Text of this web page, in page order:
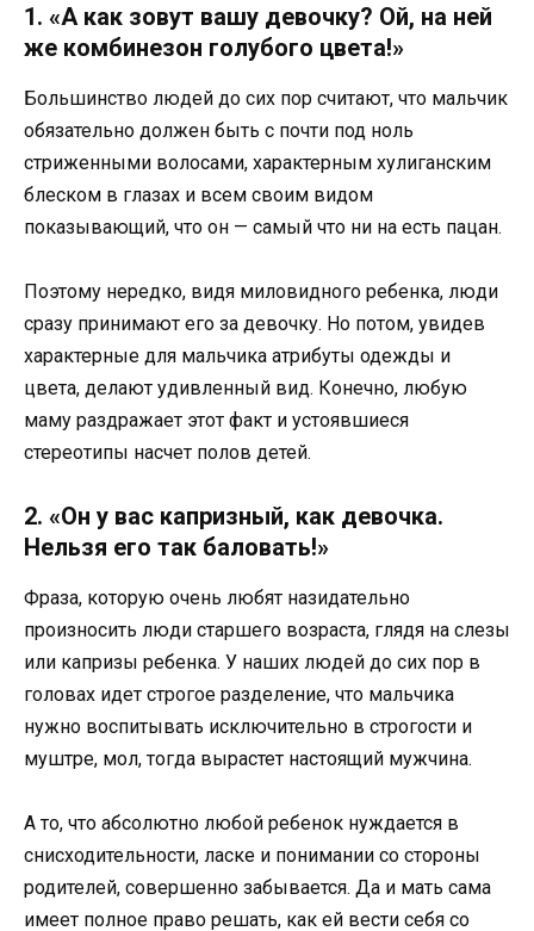
1. «А как зовут вашу девочку? Ой, на ней
же комбинезон голубого цвета!»
Большинство людей до сих пор считают, что мальчик
обязательно должен быть с почти под ноль
стриженными волосами, характерным хулиганским
блеском в глазах и всем своим видом
показывающий, что он — самый что ни на есть пацан.
Поэтому нередко, видя миловидного ребенка, люди
сразу принимают его за девочку. Но потом, увидев
характерные для мальчика атрибуты одежды и
цвета, делают удивленный вид. Конечно, любую
маму раздражает этот факт и устоявшиеся
стереотипы насчет полов детей.
2. «Он у вас капризный, как девочка.
Нельзя его так баловать!»
Фраза, которую очень любят назидательно
произносить люди старшего возраста, глядя на слезы
или капризы ребенка. У наших людей до сих пор в
головах идет строгое разделение, что мальчика
нужно воспитывать исключительно в строгости и
муштре, мол, тогда вырастет настоящий мужчина.
А то, что абсолютно любой ребенок нуждается в
снисходительности, ласке и понимании со стороны
родителей, совершенно забывается. Да и мать сама
имеет полное право решать, как ей вести себя со